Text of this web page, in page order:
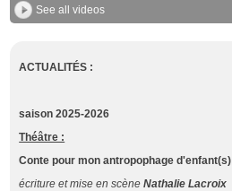
See all videos
ACTUALITÉS :
saison 2025-2026
Théâtre :
Conte pour mon antropophage d'enfant(s)
écriture et mise en scèneNathalie Lacroix